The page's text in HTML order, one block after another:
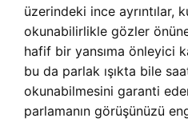
üzerindeki ince ayrıntılar,
okunabilirlikle gözler
hafif bir yansıma önleyici
bu da parlak ışıkta bile
okunabilmesini garanti
parlamanın görüşünüzü